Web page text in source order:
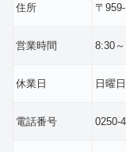
住所 〒
営業時間 8:30
休業日 日曜日
電話番号 0250-